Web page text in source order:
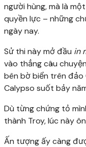
người hùng, mà là
quyền lực – những
ngày nay.
Sử thi này mở đầu in
vào thẳng câu
bên bờ biển trên đảo
Calypso suốt bảy
Dù từng chứng tỏ
thành Troy, lúc này
Ấn tượng ấy càng